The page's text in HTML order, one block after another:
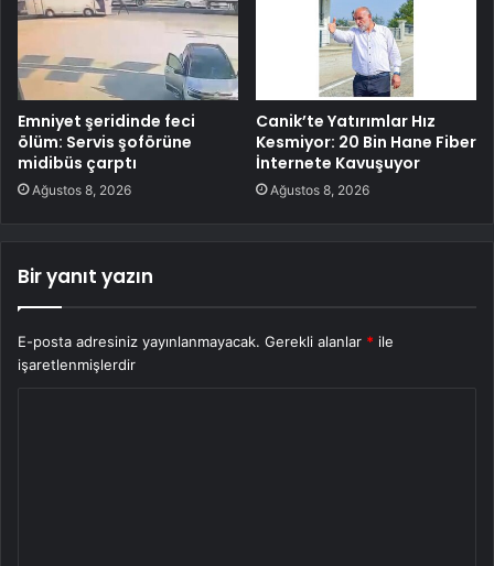
Emniyet şeridinde feci
ölüm: Servis şoförüne
midibüs çarptı
Ağustos 8, 2026
Canik’te Yatırımlar Hız
Kesmiyor: 20 Bin Hane Fiber
İnternete Kavuşuyor
Ağustos 8, 2026
Bir yanıt yazın
E-posta adresiniz yayınlanmayacak. Gerekli alanlar * ile
işaretlenmişlerdir